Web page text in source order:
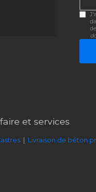
faire et services
| Livraison de béton